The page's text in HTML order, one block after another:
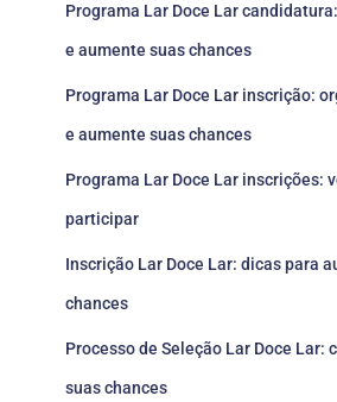
Programa Lar Doce Lar
e aumente suas chances
Programa Lar Doce Lar inscrição:
e aumente suas chances
Programa Lar Doce Lar inscrições:
participar
Inscrição Lar Doce Lar: dicas para
chances
Processo de Seleção Lar Doce Lar:
suas chances